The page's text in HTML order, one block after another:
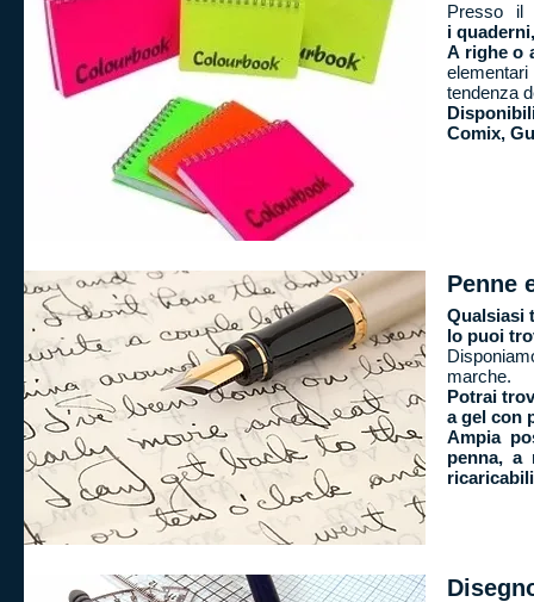
Presso il
i
A righe o
tendenza
Comix,
Penne
Qualsiasi
lo puoi
marche.
Potrai
a gel con
Ampia
penna, a